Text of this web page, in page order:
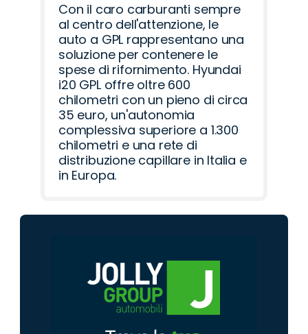
Con il caro carburanti sempre
al centro dell'attenzione, le
auto a GPL rappresentano una
soluzione per contenere le
spese di rifornimento. Hyundai
i20 GPL offre oltre 600
chilometri con un pieno di circa
35 euro, un'autonomia
complessiva superiore a 1.300
chilometri e una rete di
distribuzione capillare in Italia e
in Europa.